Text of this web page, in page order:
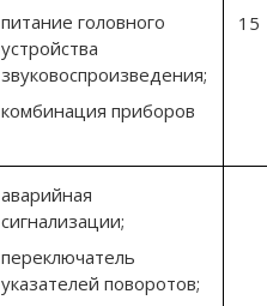
питание головного
устройства
звуковоспроизведения;
комбинация приборов
15
аварийная
сигнализации;
переключатель
указателей поворотов;